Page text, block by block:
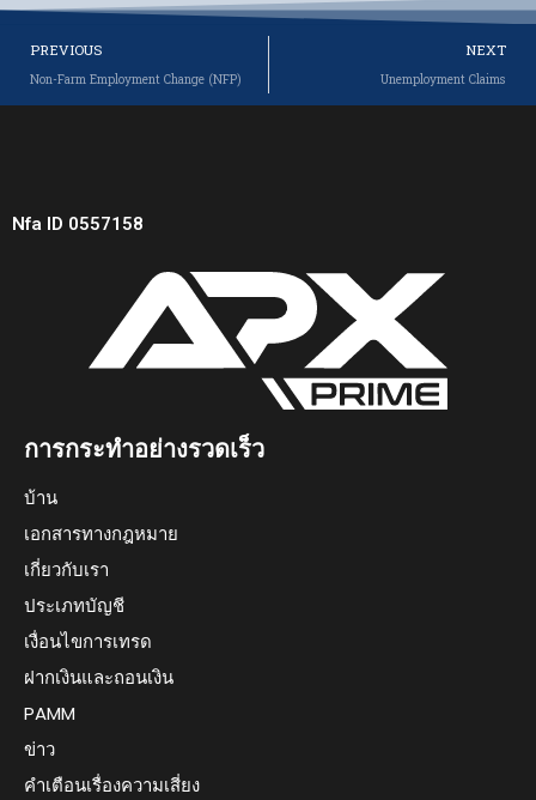
Prev
PREVIOUS
Non-Farm Employment Change (NFP)
NEXT
Unemployment Claims
Nfa ID 0557158
การกระทำอย่างรวดเร็ว
บ้าน
เอกสารทางกฎหมาย
เกี่ยวกับเรา
ประเภทบัญชี
เงื่อนไขการเทรด
ฝากเงินและถอนเงิน
PAMM
ข่าว
คำเตือนเรื่องความเสี่ยง